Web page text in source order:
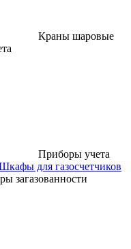
Краны шаровые
Приборы учета
для газосчетчиков
загазованности